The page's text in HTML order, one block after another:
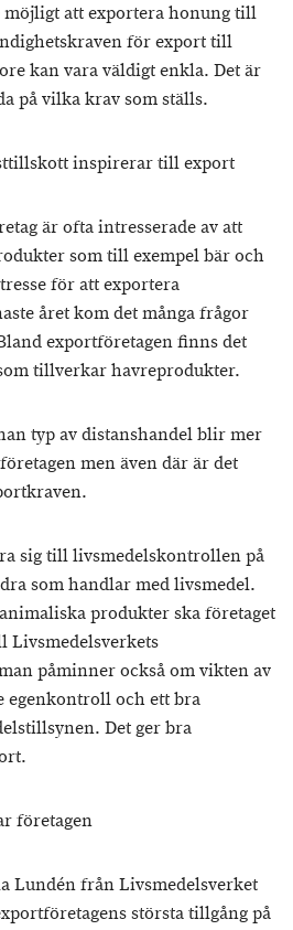
att exportera honung till
för export till
kan vara väldigt enkla. Det är
på vilka krav som ställs.
inspirerar till export
är ofta intresserade av att
som till exempel bär och
för att exportera
året kom det många frågor
exportföretagen finns det
tillverkar havreprodukter.
typ av distanshandel blir mer
men även där är det
sig till livsmedelskontrollen på
som handlar med livsmedel.
produkter ska företaget
Livsmedelsverkets
påminner också om vikten av
egenkontroll och ett bra
Det ger bra
företagen
Lundén från Livsmedelsverket
största tillgång på